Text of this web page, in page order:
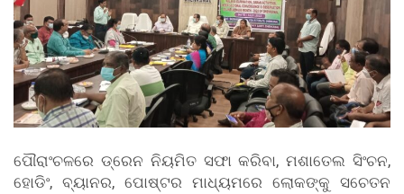
ପୌରାଂଚଳରେ ଡ୍ରେନ ନିୟମିତ ସଫା କରିବା, ମଶାତେଲ ସିଂଚନ,
ହୋଡିଂ, ବ୍ୟାନର, ପୋଷ୍ଟର ମାଧ୍ୟମରେ ଲୋକଙ୍କୁ ସଚେତନ